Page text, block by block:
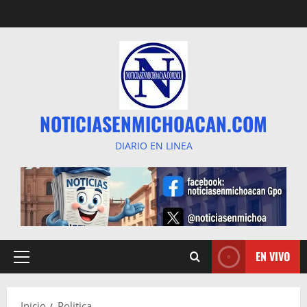
al
NOTICIASENMICHOACAN.COM
DIARIO EN LINEA
Menú
EN VIVO